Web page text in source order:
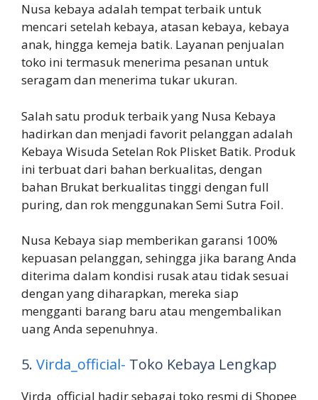
Nusa kebaya adalah tempat terbaik untuk
mencari setelah kebaya, atasan kebaya, kebaya
anak, hingga kemeja batik. Layanan penjualan
toko ini termasuk menerima pesanan untuk
seragam dan menerima tukar ukuran.
Salah satu produk terbaik yang Nusa Kebaya
hadirkan dan menjadi favorit pelanggan adalah
Kebaya Wisuda Setelan Rok Plisket Batik. Produk
ini terbuat dari bahan berkualitas, dengan
bahan Brukat berkualitas tinggi dengan full
puring, dan rok menggunakan Semi Sutra Foil.
Nusa Kebaya siap memberikan garansi 100%
kepuasan pelanggan, sehingga jika barang Anda
diterima dalam kondisi rusak atau tidak sesuai
dengan yang diharapkan, mereka siap
mengganti barang baru atau mengembalikan
uang Anda sepenuhnya.
5. Virda_official- Toko Kebaya Lengkap
Virda_official hadir sebagai toko resmi di Shopee